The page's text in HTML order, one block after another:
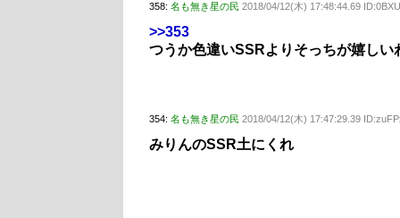
358: 名も無き星の民 2018/04/12(木) 17:48:44.69
>>353
つうか色違いSSRよりそっちが嬉しい
354: 名も無き星の民 2018/04/12(木) 17:47:29.39
みりんのSSR土にくれ